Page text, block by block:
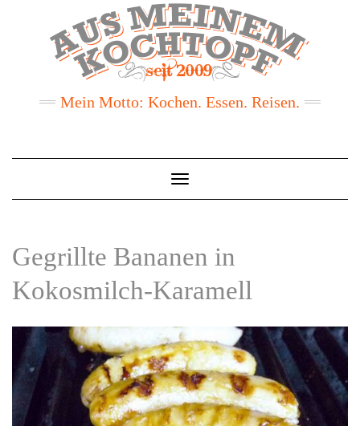
Mein Motto: Kochen. Essen. Reisen.
Toggle
Navigation
Gegrillte Bananen in
Kokosmilch-Karamell